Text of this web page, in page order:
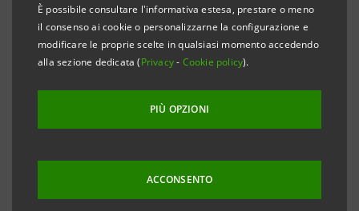
È possibile consultare l'informativa estesa, prestare o meno
il consenso ai cookie o personalizzarne la configurazione e
modificare le proprie scelte in qualsiasi momento accedendo
alla sezione dedicata (Privacy- Cookie policy).
PIÙ OPZIONI
ACCONSENTO
L’Assemblea risulta competente a deliberare, tra
l'altro, in merito:
all’approvazione dei bilanci di esercizio e alla
distribuzione degli utili;